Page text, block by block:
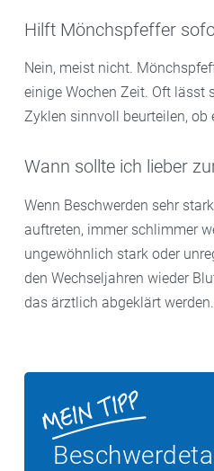
Hilft Mönchspfeffer
Nein, meist nicht.
einige Wochen Zeit. Oft lässt
Zyklen sinnvoll beurteilen, ob
Wann sollte ich lieber
Wenn Beschwerden sehr
auftreten, immer schlimmer
ungewöhnlich stark oder
den Wechseljahren wieder
das ärztlich abgeklärt werden.